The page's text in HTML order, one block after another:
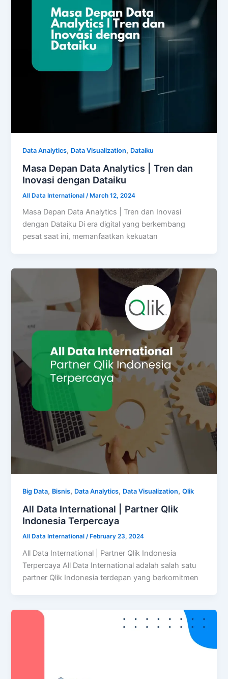
Data Analytics, Data Visualization, Dataiku
Masa Depan Data Analytics | Tren dan
Inovasi dengan Dataiku
All Data International /March 12, 2024
Masa Depan Data Analytics | Tren dan Inovasi
dengan Dataiku Di era digital yang berkembang
pesat saat ini, memanfaatkan kekuatan
Big Data, Bisnis, Data Analytics, Data Visualization,Qlik
All Data International | Partner Qlik
Indonesia Terpercaya
All Data International/ February 23, 2024
All Data International | Partner Qlik Indonesia
Terpercaya All Data International adalah salah satu
partner Qlik Indonesia terdepan yang berkomitmen